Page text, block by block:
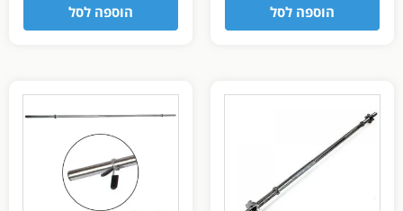
הוספה לסל הוספה לסל